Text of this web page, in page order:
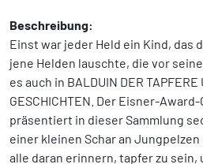
Beschreibung:
Einst war jeder Held ein Kind, das
jene Helden lauschte, die vor
es auch in BALDUIN DER TAPFERE
GESCHICHTEN. Der Eisner-
präsentiert in dieser Sammlung
einer kleinen Schar an
alle daran erinnern, tapfer zu